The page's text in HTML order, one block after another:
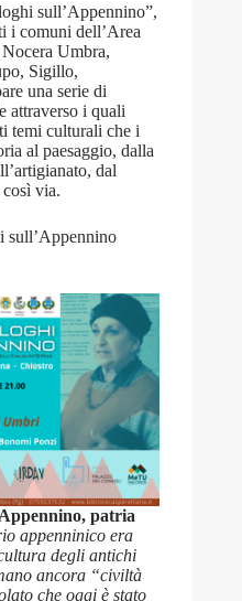
sull’Appennino”,
i comuni dell’Area
Umbra,
Sigillo,
una serie di
attraverso i quali
temi culturali che i
al paesaggio, dalla
dal
via.
sull’Appennino
patria
appenninico era
degli antichi
ancora “civiltà
che oggi è stato